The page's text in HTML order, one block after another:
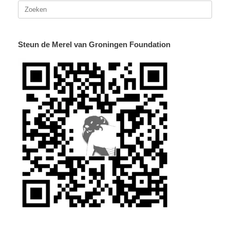
naar:
Steun de Merel van Groningen Foundation